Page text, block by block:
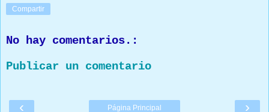
Compartir
No hay comentarios.:
Publicar un comentario
‹ ›
Página Principal